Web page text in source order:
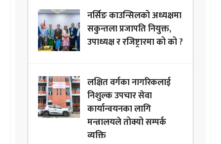
नर्सिङ काउन्सिलको अध्यक्षमा
सकुन्तला प्रजापति नियुक्त,
उपाध्यक्ष र रजिष्ट्रारमा को को ?
लक्षित वर्गका नागरिकलाई
निशुल्क उपचार सेवा
कार्यान्वयनका लागि
मन्त्रालयले तोक्यो सम्पर्क
व्यक्ति